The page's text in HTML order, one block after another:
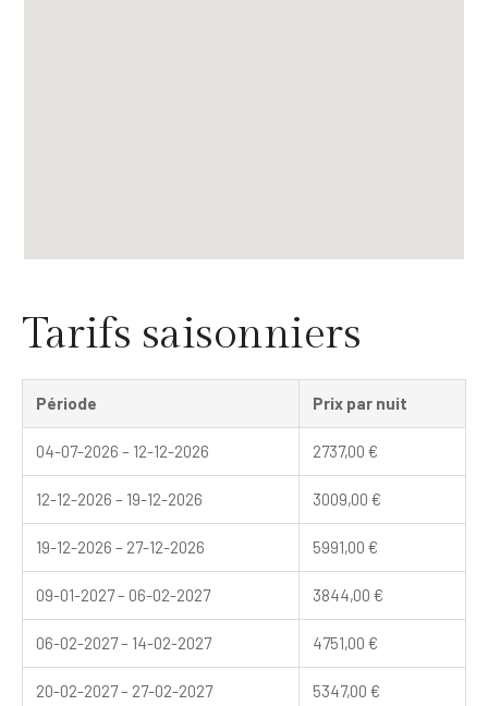
Tarifs saisonniers
Période Prix par nuit
04-07-2026 – 12-12-2026 2737,00 €
12-12-2026 – 19-12-2026 3009,00 €
19-12-2026 – 27-12-2026 5991,00 €
09-01-2027 – 06-02-2027 3844,00 €
06-02-2027 – 14-02-2027 4751,00 €
20-02-2027 – 27-02-2027 5347,00 €